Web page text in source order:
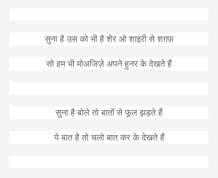
सुना है उस को भी है शेर ओ शाइरी से शग़फ़
सो हम भी मोअजिज़े अपने हुनर के देखते हैं
सुना है बोले तो बातों से फूल झड़ते हैं
ये बात है तो चलो बात कर के देखते हैं